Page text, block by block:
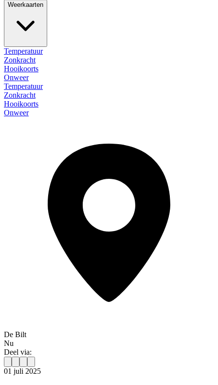
Weerkaarten
Temperatuur
Zonkracht
Hooikoorts
Onweer
Temperatuur
Zonkracht
Hooikoorts
Onweer
De Bilt
Nu
Deel via:
01 juli 2025